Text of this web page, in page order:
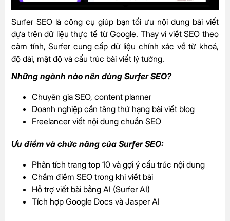
Surfer SEO là công cụ giúp bạn tối ưu nội dung bài viết
dựa trên dữ liệu thực tế từ Google. Thay vì viết SEO theo
cảm tính, Surfer cung cấp dữ liệu chính xác về từ khoá,
độ dài, mật độ và cấu trúc bài viết lý tưởng.
Những ngành nào nên dùng Surfer SEO?
Chuyên gia SEO, content planner
Doanh nghiệp cần tăng thứ hạng bài viết blog
Freelancer viết nội dung chuẩn SEO
Ưu điểm và chức năng của Surfer SEO:
Phân tích trang top 10 và gợi ý cấu trúc nội dung
Chấm điểm SEO trong khi viết bài
Hỗ trợ viết bài bằng AI (Surfer AI)
Tích hợp Google Docs và Jasper AI